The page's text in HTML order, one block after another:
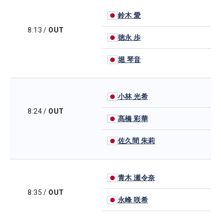
8:13 / OUT
鈴木 愛
徳永 歩
堀 琴音
8:24/ OUT
小林 光希
髙橋 彩華
佐久間 朱莉
8:35 / OUT
青木 瀬令奈
永峰 咲希